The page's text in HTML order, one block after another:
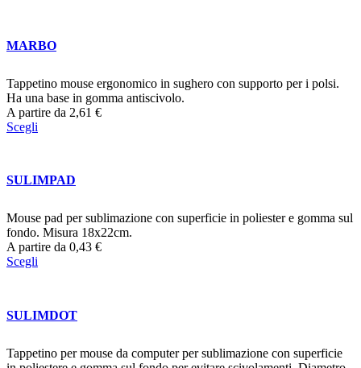
MARBO
Tappetino mouse ergonomico in sughero con supporto per i polsi.
Ha una base in gomma antiscivolo.
A partire da 2,61 €
Scegli
SULIMPAD
Mouse pad per sublimazione con superficie in poliester e gomma sul
fondo. Misura 18x22cm.
A partire da 0,43 €
Scegli
SULIMDOT
Tappetino per mouse da computer per sublimazione con superficie